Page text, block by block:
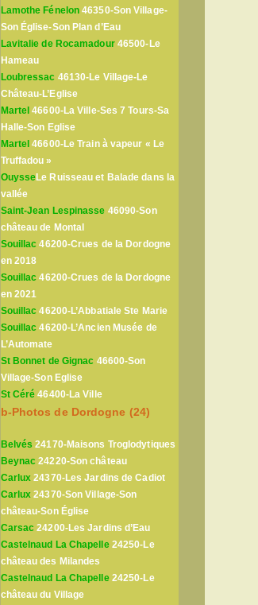
Lamothe Fénelon 46350-Son Village-
Son Église-Son Plan d’Eau
Lavitalie de Rocamadour46500-Le
Hameau
Loubressac 46130-Le Village-Le
Château-L’Eglise
Martel 46600-La Ville-Ses 7 Tours-Sa
Halle-Son Eglise
Martel 46600-Le Train à vapeur « Le
Truffadou »
OuysseLe Ruisseau et Balade dans la
vallée
Saint-Jean Lespinasse 46090-Son
château de Montal
Souillac 46200-Crues de la Dordogne
en 2018
Souillac 46200-Crues de la Dordogne
en 2021
Souillac 46200-L’Abbatiale Ste Marie
Souillac 46200-L’Ancien Musée de
L’Automate
St Bonnet de Gignac 46600-Son
Village-Son Eglise
St Céré 46400-La Ville
b-Photos de Dordogne (24)
Belvés 24170-Maisons Troglodytiques
Beynac 24220-Son château
Carlux 24370-Les Jardins de Cadiot
Carlux 24370-Son Village-Son
château-Son Église
Carsac 24200-Les Jardins d’Eau
Castelnaud La Chapelle24250-Le
château des Milandes
Castelnaud La Chapelle24250-Le
château du Village